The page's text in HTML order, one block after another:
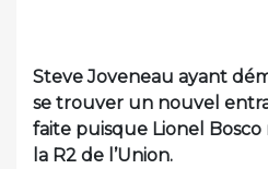
Steve Joveneau ayant
se trouver un nouvel
faite puisque Lionel
la R2 de l’Union.